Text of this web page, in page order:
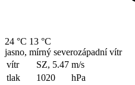
24 °C 13 °C
jasno, mírný severozápadní vítr
vítr
SZ, 5.47 m/s
tlak
1020
hPa